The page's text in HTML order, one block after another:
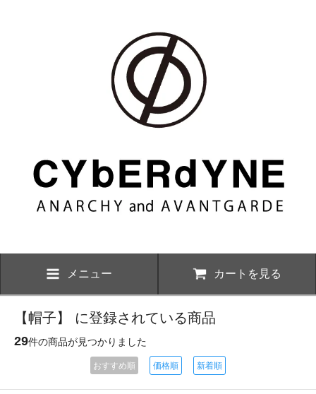
メニュー カートを見る
【帽子】 に登録されている商品
29件の商品が見つかりました
おすすめ順 価格順 新着順